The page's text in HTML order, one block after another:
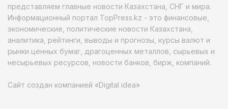
представляем главные новости Казахстана, СНГ и мира.
Информационный портал TopPress.kz - это финансовые,
экономические, политические новости Казахстана,
аналитика, рейтинги, выводы и прогнозы, курсы валют и
рынки ценных бумаг, драгоценных металлов, сырьевых и
несырьевых ресурсов, новости банков, бирж, компаний.
Сайт создан компанией «Digital idea»